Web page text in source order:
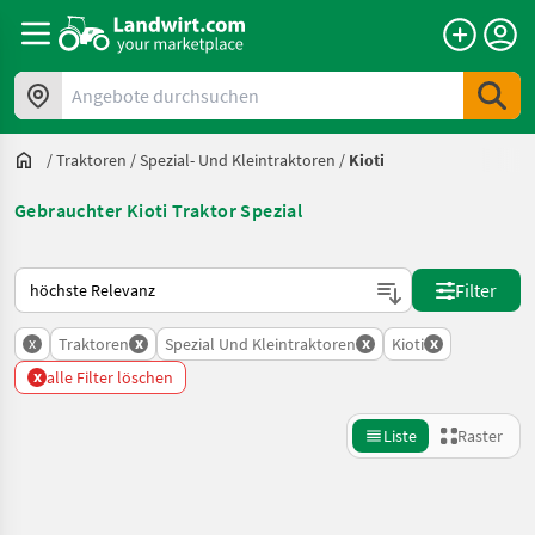
Angebote durchsuchen
/Traktoren /Spezial- Und Kleintraktoren / Kioti
Gebrauchter Kioti Traktor Spezial
So wird auf Landwirt.com sortiert
Filter
x Traktoren x Spezial Und Kleintraktoren x Kioti x
x alle Filter löschen
Liste Raster